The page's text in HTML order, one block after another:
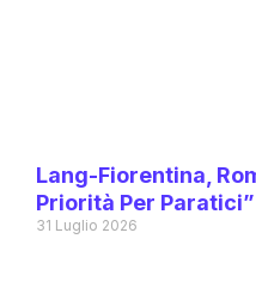
Lang-Fiorentina,
Priorità Per Paratici”
31 Luglio 2026